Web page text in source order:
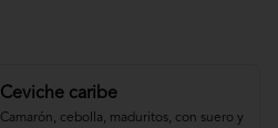
Ceviche caribe
Camarón, cebolla, maduritos, con suero y